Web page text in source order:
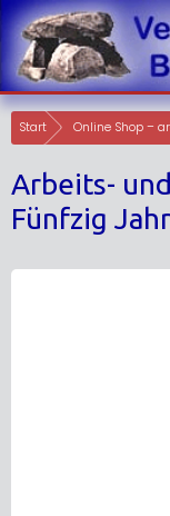
Skip
to
content
Start Online Shop –
Arbeits-
Fünfzig